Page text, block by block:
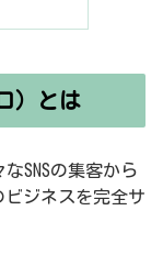
）とは
SNSの集客から
ジネスを完全サ